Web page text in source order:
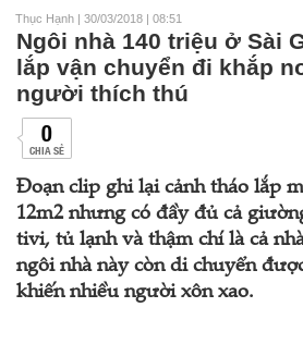
Thục Hạnh | 30/03/2018 | 08:51
Ngôi nhà 140 triệu ở Sài
lắp vận chuyển đi khắp
người thích thú
0
CHIA SẺ
Đoạn clip ghi lại cảnh tháo lắp
12m2 nhưng có đầy đủ cả
tivi, tủ lạnh và thậm chí là cả
ngôi nhà này còn di chuyển
khiến nhiều người xôn xao.